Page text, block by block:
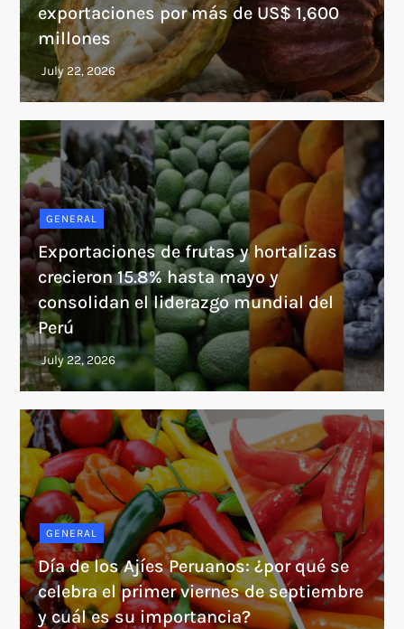
exportaciones por más de US$ 1,600
millones
GENERAL
Exportaciones de frutas y hortalizas
crecieron 15.8% hasta mayo y
consolidan el liderazgo mundial del
Perú
GENERAL
Día de los Ajíes Peruanos: ¿por qué se
celebra el primer viernes de septiembre
y cuál es su importancia?